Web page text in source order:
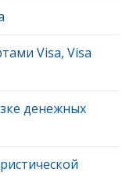
Visa, Visa
денежных